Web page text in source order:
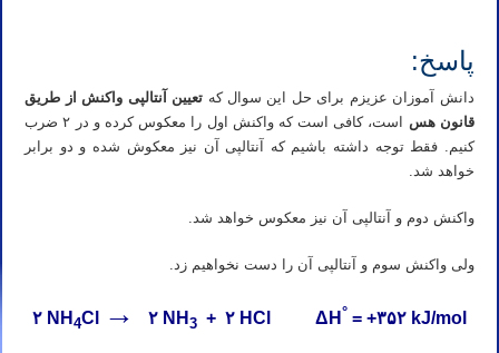
پاسخ:
دانش آموزان عزیزم برای حل این سوال که تعیین آنتالپی واکنش از طریق
قانون هس
است، کافی است که واکنش اول را معکوس کرده و در ۲ ضرب
کنیم. فقط توجه داشته باشیم که آنتالپی آن نیز معکوش شده و دو برابر
خواهد شد.
واکنش دوم و آنتالپی آن نیز معکوس خواهد شد.
ولی واکنش سوم و آنتالپی آن را دست نخواهیم زد.
۲ NH 4Cl → ۲ NH 3 + ۲ HCl ΔH ° = +۳۵۲ kJ/mol